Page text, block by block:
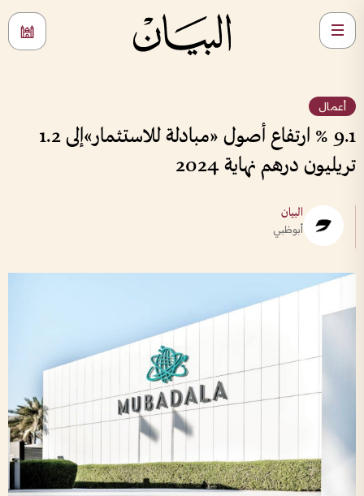
أعمال
9.1 % ارتفاع أصول «مبادلة للاستثمار»إلى 1.2
تريليون درهم نهاية 2024
البيان
أبوظبي